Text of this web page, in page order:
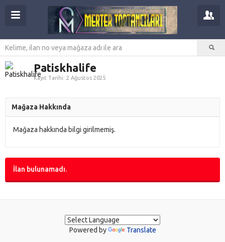
Patiskhalife
Kayıt Tarihi: 2 Ağustos 2025
Mağaza Hakkında
Mağaza hakkında bilgi girilmemiş.
İlan bulunamadı.
Powered by Translate